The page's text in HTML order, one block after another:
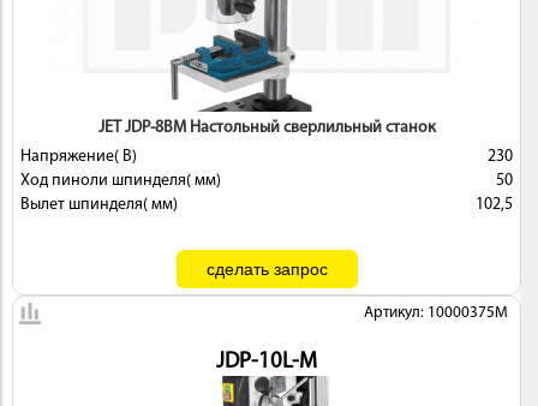
JET JDP-8BM Настольный сверлильный станок
Напряжение( В)
230
Ход пиноли шпинделя( мм)
50
Вылет шпинделя( мм)
102,5
Артикул: 10000375M
JDP-10L-M